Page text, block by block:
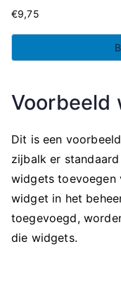
€9,75
Voorbeeld
Dit is een
zijbalk er
widgets toevoegen
widget in het
toegevoegd,
die widgets.